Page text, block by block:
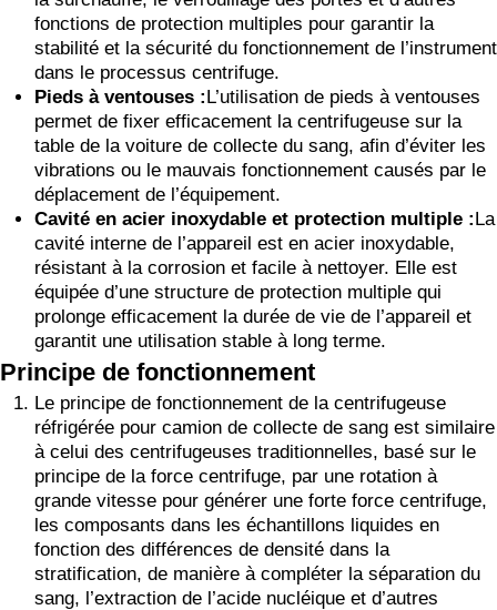
fonctions de protection multiples pour garantir la
stabilité et la sécurité du fonctionnement de l’instrument
dans le processus centrifuge.
Pieds à ventouses :L’utilisation de pieds à ventouses
permet de fixer efficacement la centrifugeuse sur la
table de la voiture de collecte du sang, afin d’éviter les
vibrations ou le mauvais fonctionnement causés par le
déplacement de l’équipement.
Cavité en acier inoxydable et protection multiple :La
cavité interne de l’appareil est en acier inoxydable,
résistant à la corrosion et facile à nettoyer. Elle est
équipée d’une structure de protection multiple qui
prolonge efficacement la durée de vie de l’appareil et
garantit une utilisation stable à long terme.
Principe de fonctionnement
Le principe de fonctionnement de la centrifugeuse
réfrigérée pour camion de collecte de sang est similaire
à celui des centrifugeuses traditionnelles, basé sur le
principe de la force centrifuge, par une rotation à
grande vitesse pour générer une forte force centrifuge,
les composants dans les échantillons liquides en
fonction des différences de densité dans la
stratification, de manière à compléter la séparation du
sang, l’extraction de l’acide nucléique et d’autres